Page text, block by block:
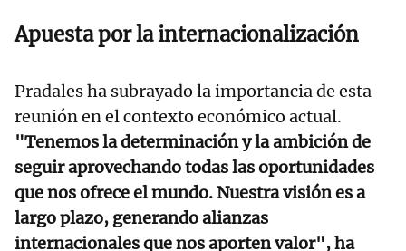
Apuesta por la internacionalización
Pradales ha subrayado la importancia de esta
reunión en el contexto económico actual.
"Tenemos la determinación y la ambición de
seguir aprovechando todas las oportunidades
que nos ofrece el mundo. Nuestra visión es a
largo plazo, generando alianzas
internacionales que nos aporten valor", ha